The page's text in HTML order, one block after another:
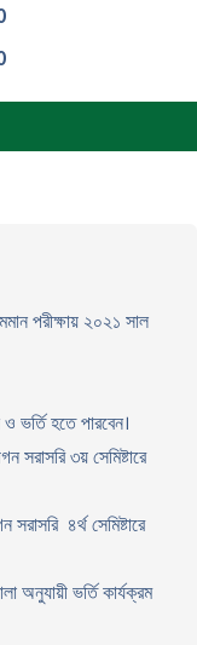
পরীক্ষায় ২০২১ সাল
ভর্তি হতে পারবেন।
৩য় সেমিষ্টারে
৪র্থ সেমিষ্টারে
অনুযায়ী ভর্তি কার্যক্রম